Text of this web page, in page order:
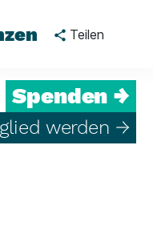
Teilen
Spenden →
werden →